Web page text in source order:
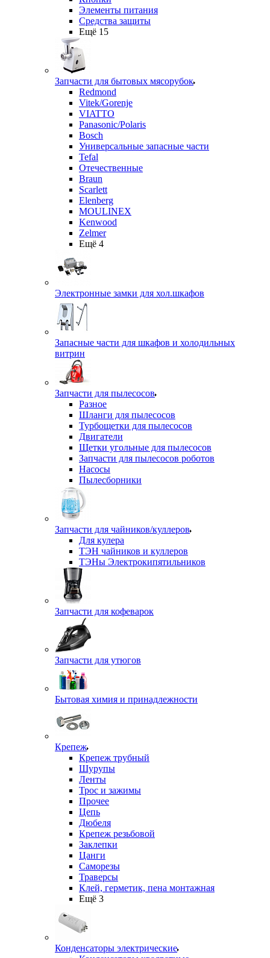
Элементы питания
Средства защиты
Ещё 15
Запчасти для бытовых мясорубок
Redmond
Vitek/Gorenje
VIATTO
Panasonic/Polaris
Bosch
Универсальные запасные части
Tefal
Отечественные
Braun
Scarlett
Elenberg
MOULINEX
Kenwood
Zelmer
Ещё 4
Электронные замки для хол.шкафов
Запасные части для шкафов и холодильных
витрин
Запчасти для пылесосов
Разное
Шланги для пылесосов
Турбощетки для пылесосов
Двигатели
Щетки угольные для пылесосов
Запчасти для пылесосов роботов
Насосы
Пылесборники
Запчасти для чайников/куллеров
Для кулера
ТЭН чайников и куллеров
ТЭНы Электрокипятильников
Запчасти для кофеварок
Запчасти для утюгов
Бытовая химия и принадлежности
Крепеж
Крепеж трубный
Шурупы
Ленты
Трос и зажимы
Прочее
Цепь
Дюбеля
Крепеж резьбовой
Заклепки
Цанги
Саморезы
Траверсы
Клей, герметик, пена монтажная
Ещё 3
Конденсаторы электрические